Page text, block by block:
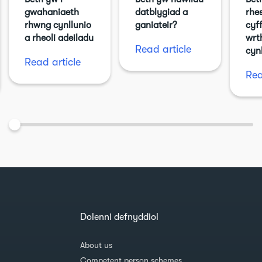
gwahaniaeth
rhwng cynllunio
a rheoli adeiladu
Read article
datblygiad a
ganiateir?
Read article
Dolenni defnyddiol
About us